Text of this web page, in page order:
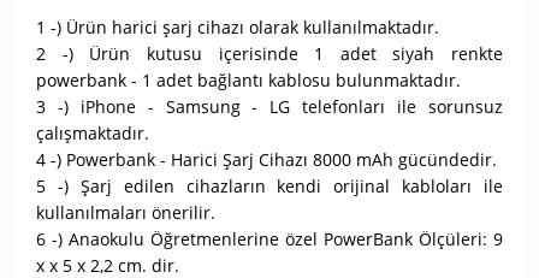
1 -) Ürün harici şarj cihazı olarak kullanılmaktadır.
2 -) Ürün kutusu içerisinde 1 adet siyah renkte
powerbank - 1 adet bağlantı kablosu bulunmaktadır.
3 -) iPhone - Samsung - LG telefonları ile sorunsuz
çalışmaktadır.
4 -) Powerbank - Harici Şarj Cihazı 8000 mAh gücündedir.
5 -) Şarj edilen cihazların kendi orijinal kabloları ile
kullanılmaları önerilir.
6 -) Anaokulu Öğretmenlerine özel PowerBank Ölçüleri: 9
x x 5 x 2,2 cm. dir.